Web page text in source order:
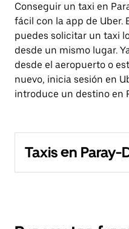
Conseguir un taxi en
fácil con la app de Uber.
puedes solicitar un taxi
desde un mismo lugar.
desde el aeropuerto o
nuevo, inicia sesión en
introduce un destino en
Taxis en Paray-